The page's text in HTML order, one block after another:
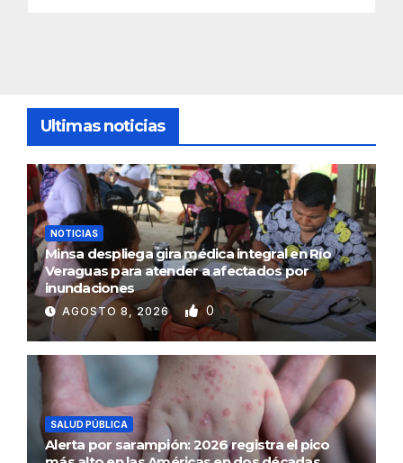
Ultimas noticias
NOTICIAS
Minsa despliega gira médica integral en Río
Veraguas para atender a afectados por
inundaciones
AGOSTO 8, 2026 0
SALUD PÚBLICA
Alerta por sarampión: 2026 registra el pico